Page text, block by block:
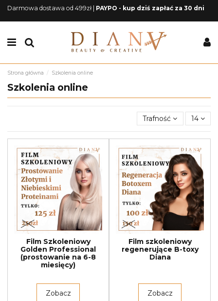
Darmowa dostawa od 499zł | PAYPO - kup dziś zapłać za 30 dni
Strona główna Szkolenia online
Szkolenia online
Trafność 14
Film Szkoleniowy
Golden Professional
(prostowanie na 6-8
miesięcy)
Zobacz
Film szkoleniowy
regenerujące B-toxy
Diana
Zobacz